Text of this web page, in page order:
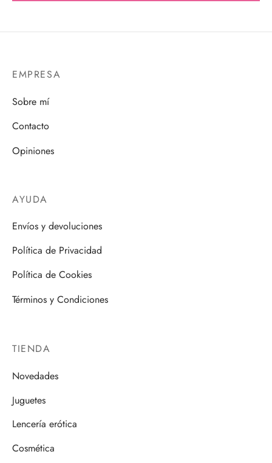
EMPRESA
Sobre mí
Contacto
Opiniones
AYUDA
Envíos y devoluciones
Política de Privacidad
Política de Cookies
Términos y Condiciones
TIENDA
Novedades
Juguetes
Lencería erótica
Cosmética